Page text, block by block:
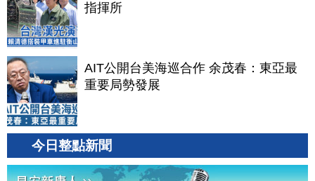
指揮所
AIT公開台美海巡合作 余茂春：東亞最
重要局勢發展
今日整點新聞